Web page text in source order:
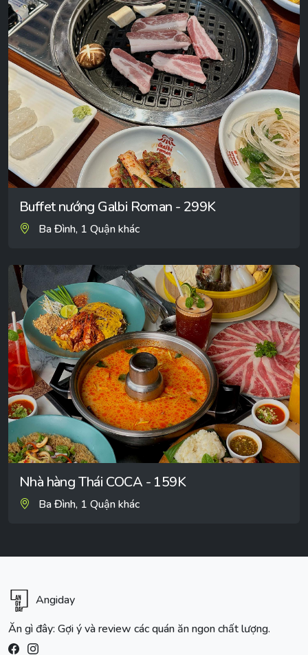
Buffet nướng Galbi Roman - 299K
Ba Đình, 1 Quận khác
Nhà hàng Thái COCA - 159K
Ba Đình, 1 Quận khác
Angiday
Ăn gì đây: Gợi ý và review các quán ăn ngon chất lượng.